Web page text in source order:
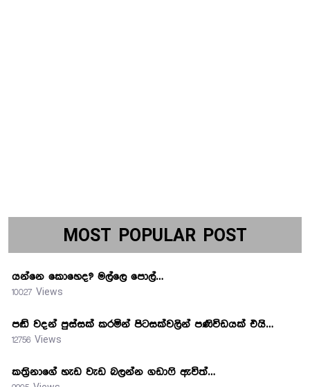
MOST POPULAR POST
යන්නෙ කොහෙද? මල්ලෙ පොල්…
10027 Views
පඬි වදන් පුස්සක් කරමින් පිටසක්වලින් පණිවිඩයක් එයි…
12756 Views
කත්‍රිනාගේ හැඩ වැඩ බලන්න ගඩාෆි ඇවිත්…